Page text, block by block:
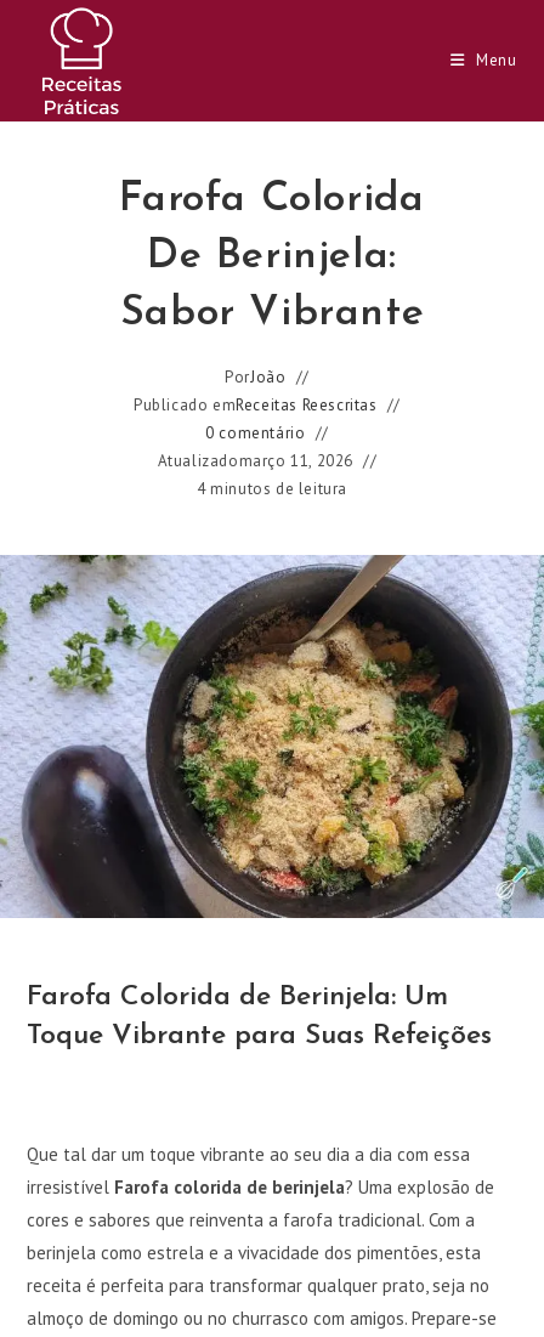
conteúdo
Menu
Farofa Colorida
De Berinjela:
Sabor Vibrante
PorJoão
Publicado emReceitas Reescritas
0 comentário
Atualizadomarço 11, 2026
4 minutos de leitura
Farofa Colorida de Berinjela: Um
Toque Vibrante para Suas Refeições
Que tal dar um toque vibrante ao seu dia a dia com essa
irresistível Farofa colorida de berinjela? Uma explosão de
cores e sabores que reinventa a farofa tradicional. Com a
berinjela como estrela e a vivacidade dos pimentões, esta
receita é perfeita para transformar qualquer prato, seja no
almoço de domingo ou no churrasco com amigos. Prepare-se